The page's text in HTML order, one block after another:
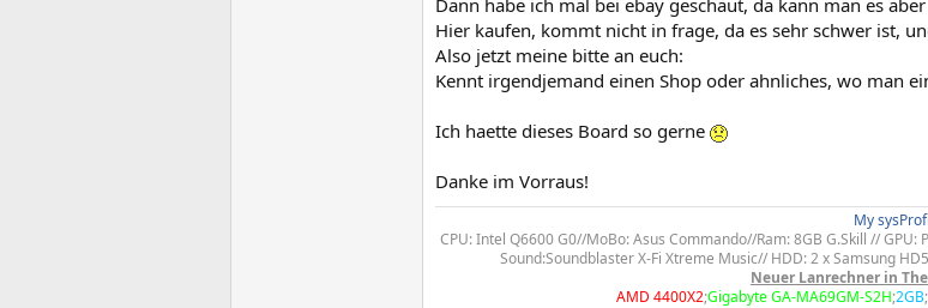
Dann habe ich mal bei ebay geschaut, da kann man es
Hier kaufen, kommt nicht in frage, da es sehr schwer ist,
Also jetzt meine bitte an euch:
Kennt irgendjemand einen Shop oder ahnliches, wo man
Ich haette dieses Board so gerne
Danke im Vorraus!
My
CPU: Intel Q6600 G0//MoBo: Asus Commando//Ram: 8GB G.Skill //
Sound:Soundblaster X-Fi Xtreme Music// HDD: 2 x Samsung
Neuer Lanrechner in
AMD 4400X2;Gigabyte GA-MA69GM-S2H;2GB;